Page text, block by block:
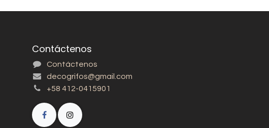
Contáctenos
Contáctenos
decogrifos@gmail.com
+58 412-0415901